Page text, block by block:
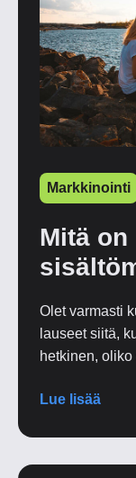
Markkinointi
Mitä on
Olet varmasti
lauseet siitä,
hetkinen, oliko
Lue lisää